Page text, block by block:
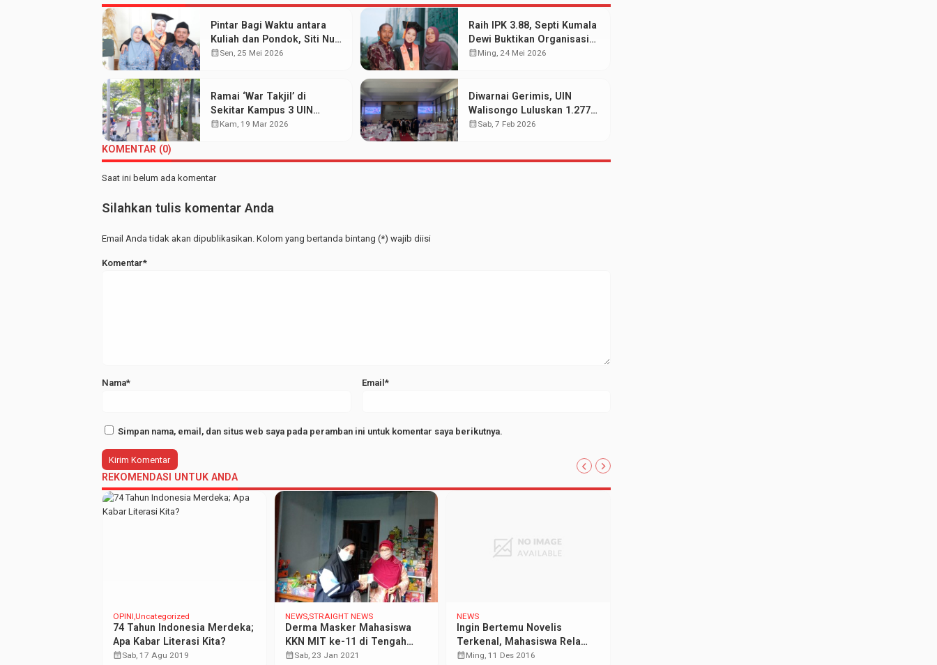
Pintar Bagi Waktu antara
Kuliah dan Pondok, Siti Nur
Aisyah Sabet Gelar
calendar_monthSen, 25 Mei 2026
Raih IPK 3.88, Septi Kumala
Dewi Buktikan Organisasi
dan Prestasi Akademik
calendar_monthMing, 24 Mei 2026
Ramai ‘War Takjil’ di
Sekitar Kampus 3 UIN
Walisongo: Mahasiswa
calendar_monthKam, 19 Mar 2026
Diwarnai Gerimis, UIN
Walisongo Luluskan 1.277
Mahasiswa pada Wisuda
calendar_monthSab, 7 Feb 2026
KOMENTAR (0)
Saat ini belum ada komentar
Silahkan tulis komentar Anda
Email Anda tidak akan dipublikasikan. Kolom yang bertanda bintang (*) wajib diisi
Komentar*
Nama* Email*
Simpan nama, email, dan situs web saya pada peramban ini untuk komentar saya berikutnya.
REKOMENDASI UNTUK ANDA
OPINI Uncategorized
74 Tahun Indonesia Merdeka;
Apa Kabar Literasi Kita?
calendar_monthSab, 17 Agu 2019
NEWSSTRAIGHT NEWS
Derma Masker Mahasiswa
KKN MIT ke-11 di Tengah
PPKM
calendar_monthSab, 23 Jan 2021
NEWS
Ingin Bertemu Novelis
Terkenal, Mahasiswa Rela
Berpanasan di GSG
calendar_monthMing, 11 Des 2016